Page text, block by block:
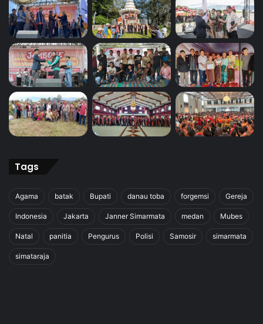
Tags
Agama batak Bupati danau toba forgemsi Gereja
Indonesia Jakarta Janner Simarmata medan Mubes
Natal panitia Pengurus Polisi Samosir simarmata
simataraja